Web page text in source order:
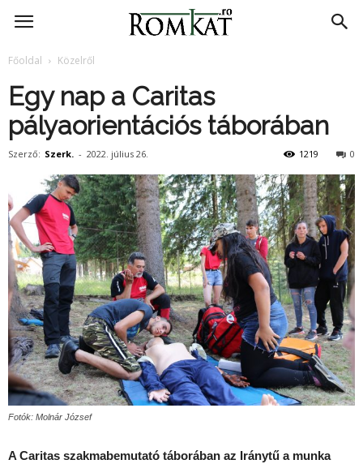
RomKat.ro
Főoldal Közelről
Egy nap a Caritas
pályaorientációs táborában
Szerző: Szerk. - 2022. július 26. 0
1219
Fotók: Molnár József
A Caritas szakmabemutató táborában az Iránytű a munka